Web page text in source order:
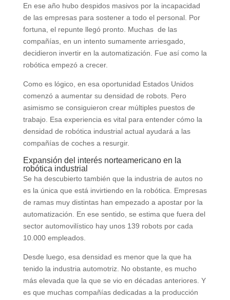
En ese año hubo despidos masivos por la incapacidad
de las empresas para sostener a todo el personal. Por
fortuna, el repunte llegó pronto. Muchas de las
compañías, en un intento sumamente arriesgado,
decidieron invertir en la automatización. Fue así como la
robótica empezó a crecer.
Como es lógico, en esa oportunidad Estados Unidos
comenzó a aumentar su densidad de robots. Pero
asimismo se consiguieron crear múltiples puestos de
trabajo. Esa experiencia es vital para entender cómo la
densidad de robótica industrial actual ayudará a las
compañías de coches a resurgir.
Expansión del interés norteamericano en la
robótica industrial
Se ha descubierto también que la industria de autos no
es la única que está invirtiendo en la robótica. Empresas
de ramas muy distintas han empezado a apostar por la
automatización. En ese sentido, se estima que fuera del
sector automovilístico hay unos 139 robots por cada
10.000 empleados.
Desde luego, esa densidad es menor que la que ha
tenido la industria automotriz. No obstante, es mucho
más elevada que la que se vio en décadas anteriores. Y
es que muchas compañías dedicadas a la producción